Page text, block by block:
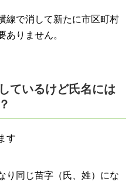
線で消して新たに市区町村
ありません。
ているけど氏名には
す
り同じ苗字（氏、姓）にな